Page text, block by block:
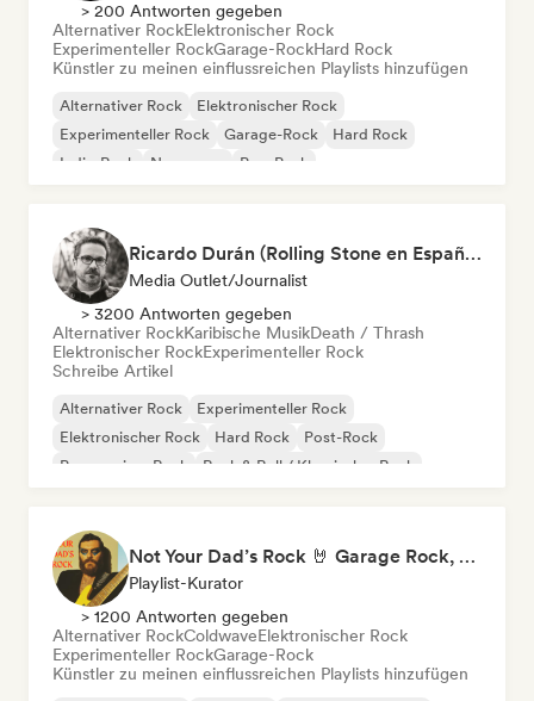
> 200 Antworten gegeben
Alternativer RockElektronischer Rock
Experimenteller RockGarage-RockHard Rock
Künstler zu meinen einflussreichen Playlists hinzufügen
Alternativer Rock
Elektronischer Rock
Experimenteller Rock
Garage-Rock
Hard Rock
Indie-Rock
New wave Pop-Punk
Ricardo Durán (Rolling Stone en Español-Editor-in-chief)
Media Outlet/Journalist
> 3200 Antworten gegeben
Alternativer RockKaribische MusikDeath / Thrash
Elektronischer RockExperimenteller Rock
Schreibe Artikel
Alternativer Rock
Experimenteller Rock
Elektronischer Rock
Hard Rock
Post-Rock
Progressiver Rock
Rock & Roll / Klassischer Rock
Not Your Dad’s Rock 🤘 Garage Rock, Alt-Rock & Indie Anthems
Playlist-Kurator
> 1200 Antworten gegeben
Alternativer RockColdwaveElektronischer Rock
Experimenteller RockGarage-Rock
Künstler zu meinen einflussreichen Playlists hinzufügen